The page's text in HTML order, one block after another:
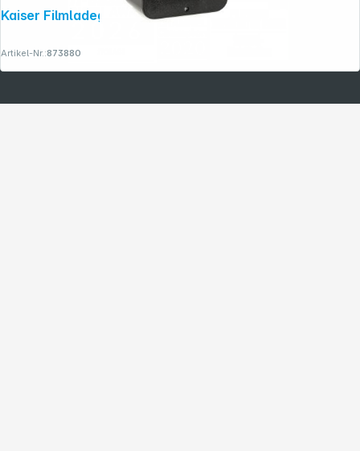
Kaiser Filmladegerät
Artikel-Nr.:873880